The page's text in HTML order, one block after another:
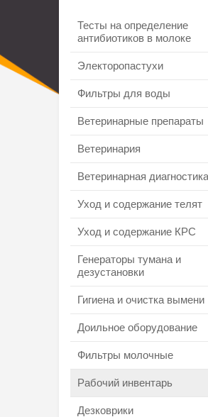
Тесты на определение
антибиотиков в молоке
Электоропастухи
Фильтры для воды
Ветеринарные препараты
Ветеринария
Ветеринарная диагностика
Уход и содержание телят
Уход и содержание КРС
Генераторы тумана и
дезустановки
Гигиена и очистка вымени
Доильное оборудование
Фильтры молочные
Рабочий инвентарь
Дезковрики